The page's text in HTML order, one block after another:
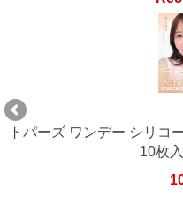
ュトパーズ
トパーズ ワン